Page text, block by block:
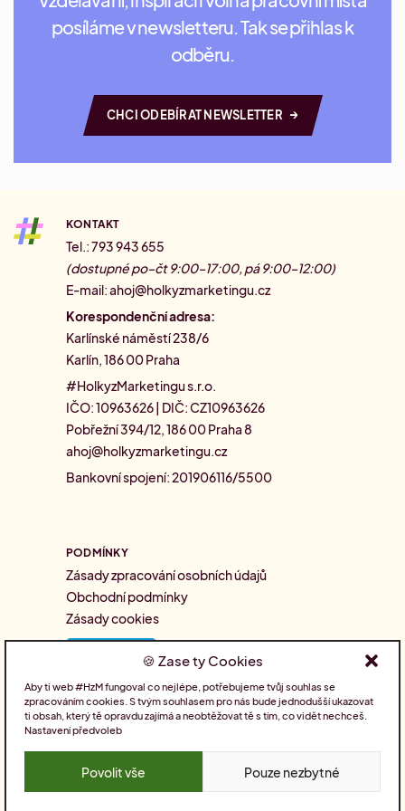
Zase ty Cookies
Aby ti web #HzM fungoval co nejlépe, potřebujeme tvůj souhlas se
zpracováním cookies. S tvým souhlasem pro nás bude jednodušší ukazovat
ti obsah, který tě opravdu zajímá a neobtěžovat tě s tím, co vidět nechceš.
Nastavení předvoleb
Povolit vše Pouze nezbytné
posíláme v newsletteru. Tak se přihlas k
odběru.
CHCI ODEBÍRAT NEWSLETTER →
KONTAKT
Tel.: 793 943 655
(dostupné po–čt 9:00–17:00, pá 9:00–12:00)
E-mail:ahoj@holkyzmarketingu.cz
Korespondenční adresa:
Karlínské náměstí 238/6
Karlín, 186 00 Praha
#HolkyzMarketingu s.r.o.
IČO: 10963626 | DIČ: CZ10963626
Pobřežní 394/12, 186 00 Praha 8
ahoj@holkyzmarketingu.cz
Bankovní spojení: 201906116/5500
PODMÍNKY
Zásady zpracování osobních údajů
Obchodní podmínky
Zásady cookies
SLEDUJTE NÁS